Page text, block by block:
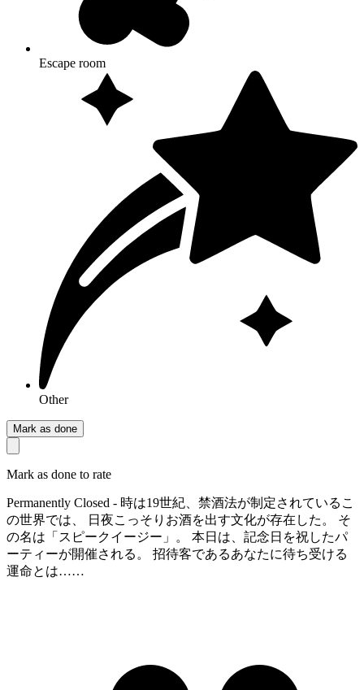
Escape room
Other
Mark as done
Mark as done to rate
Permanently Closed - 時は19世紀、禁酒法が制定されているこ
の世界では、 日夜こっそりお酒を出す文化が存在した。 そ
の名は「スピークイージー」。 本日は、記念日を祝したパ
ーティーが開催される。 招待客であるあなたに待ち受ける
運命とは……